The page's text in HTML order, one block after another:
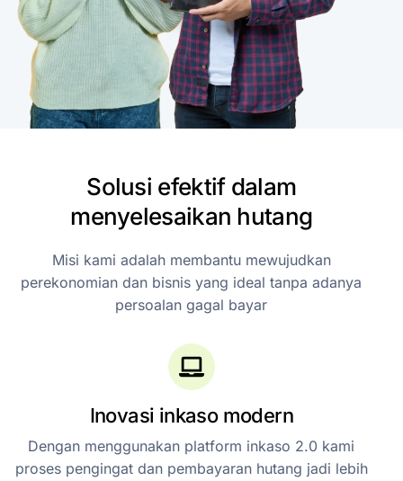
Solusi efektif dalam
menyelesaikan hutang
Misi kami adalah membantu mewujudkan
perekonomian dan bisnis yang ideal tanpa adanya
persoalan gagal bayar
Inovasi inkaso modern
Dengan menggunakan platform inkaso 2.0 kami
proses pengingat dan pembayaran hutang jadi lebih